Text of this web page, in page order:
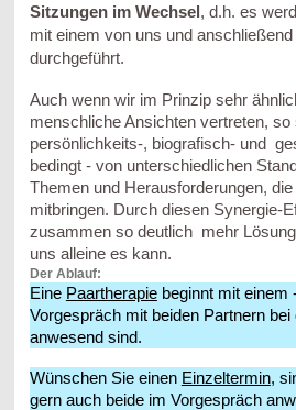
Sitzungen im Wechsel, d.h. es
mit einem von uns und
durchgeführt.
Auch wenn wir im Prinzip sehr
menschliche Ansichten vertreten,
persönlichkeits-, biografisch- und
bedingt - von unterschiedlichen
Themen und Herausforderungen,
mitbringen. Durch diesen Synergie-
zusammen so deutlich mehr
uns alleine es kann.
Der Ablauf:
Eine Paartherapiebeginnt mit einem
Vorgespräch mit beiden Partnern
anwesend sind.
Wünschen Sie einen Einzeltermin,
gern auch beide im Vorgespräch